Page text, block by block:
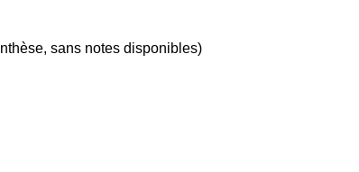
sans notes disponibles)